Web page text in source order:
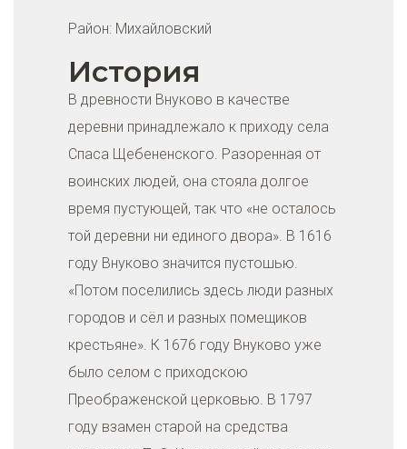
Район: Михайловский
История
В древности Внуково в качестве
деревни принадлежало к приходу села
Спаса Щебененского. Разоренная от
воинских людей, она стояла долгое
время пустующей, так что «не осталось
той деревни ни единого двора». В 1616
году Внуково значится пустошью.
«Потом поселились здесь люди разных
городов и сёл и разных помещиков
крестьяне». К 1676 году Внуково уже
было селом с приходскою
Преображенской церковью. В 1797
году взамен старой на средства